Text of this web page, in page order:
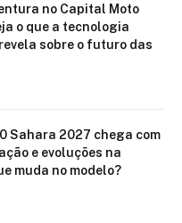
no Capital Moto
o que a tecnologia
sobre o futuro das
Sahara 2027 chega com
e evoluções na
muda no modelo?